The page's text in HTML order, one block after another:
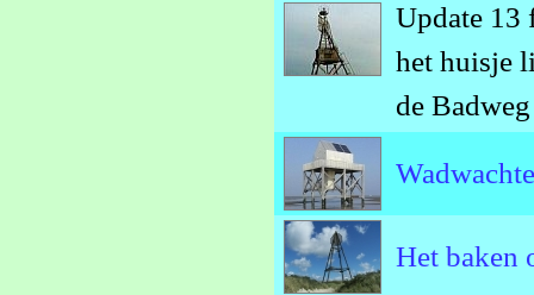
Update 13
het huisje
de
Het baken